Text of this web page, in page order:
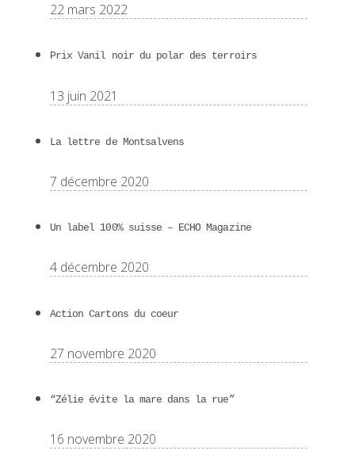
22 mars 2022
Prix Vanil noir du polar des terroirs
13 juin 2021
La lettre de Montsalvens
7 décembre 2020
Un label 100% suisse – ECHO Magazine
4 décembre 2020
Action Cartons du coeur
27 novembre 2020
“Zélie évite la mare dans la rue”
16 novembre 2020